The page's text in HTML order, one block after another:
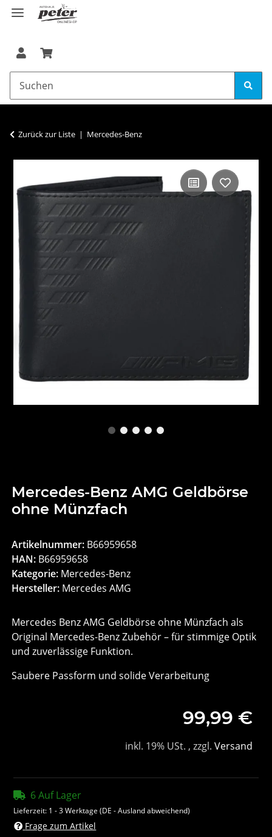
Zurück zur Liste Mercedes-Benz
Mercedes-Benz AMG Geldbörse
ohne Münzfach
Artikelnummer: B66959658
HAN: B66959658
Kategorie: Mercedes-Benz
Hersteller: Mercedes AMG
Mercedes Benz AMG Geldbörse ohne Münzfach als
Original Mercedes-Benz Zubehör – für stimmige Optik
und zuverlässige Funktion.
Saubere Passform und solide Verarbeitung
99,99 €
inkl. 19% USt. , zzgl. Versand
6 Auf Lager
Lieferzeit: 1 - 3 Werktage(DE - Ausland abweichend)
Frage zum Artikel